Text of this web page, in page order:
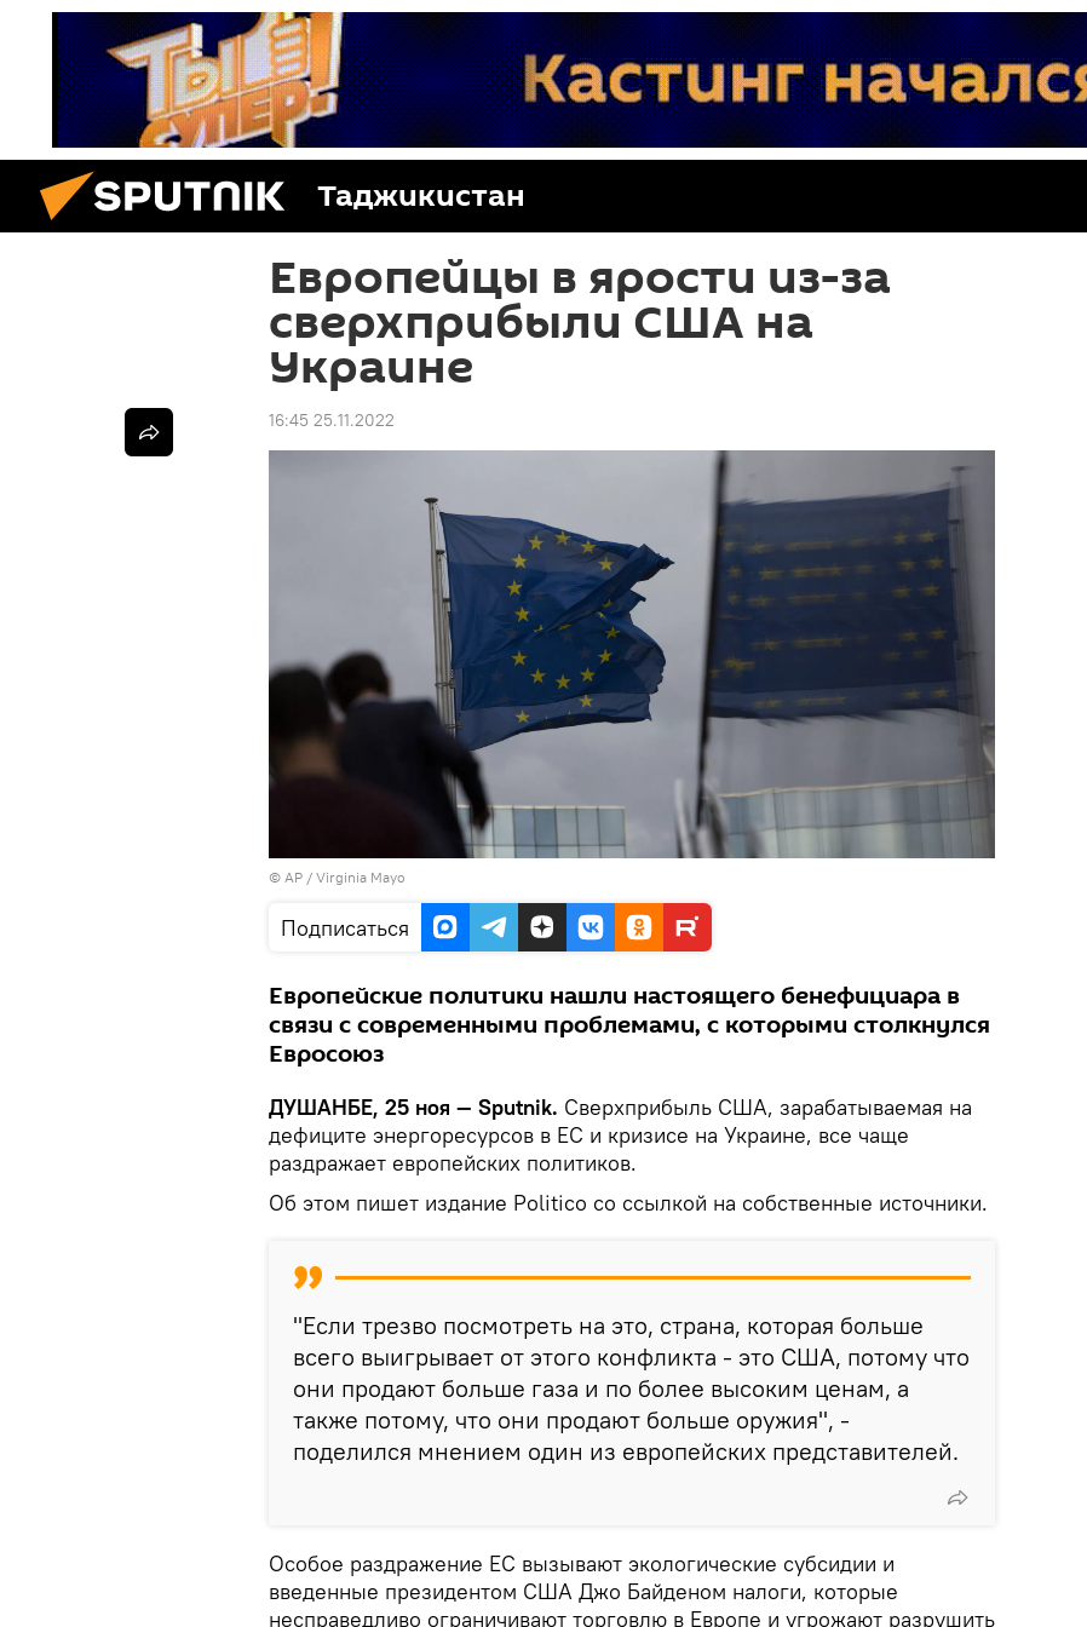
Таджикистан
Европейцы в ярости из-за
сверхприбыли США на
Украине
16:45 25.11.2022
© AP / Virginia Mayo
Подписаться
Европейские политики нашли настоящего бенефициара в
связи с современными проблемами, с которыми столкнулся
Евросоюз
ДУШАНБЕ, 25 ноя — Sputnik. Сверхприбыль США, зарабатываемая на
дефиците энергоресурсов в ЕС и кризисе на Украине, все чаще
раздражает европейских политиков.
Об этом пишет издание Politico со ссылкой на собственные источники.
"Если трезво посмотреть на это, страна, которая больше
всего выигрывает от этого конфликта - это США, потому что
они продают больше газа и по более высоким ценам, а
также потому, что они продают больше оружия", -
поделился мнением один из европейских представителей.
Особое раздражение ЕС вызывают экологические субсидии и
введенные президентом США Джо Байденом налоги, которые
несправедливо ограничивают торговлю в Европе и угрожают разрушить